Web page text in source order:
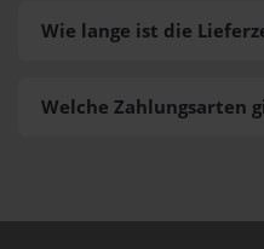
Welche Zahlungsarten
Wie lange ist die